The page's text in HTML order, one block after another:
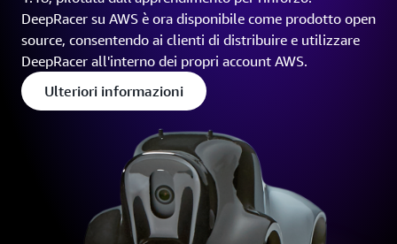
DeepRacer su AWS è ora disponibile come prodotto open
source, consentendo ai clienti di distribuire e utilizzare
DeepRacer all'interno dei propri account AWS.
Ulteriori informazioni